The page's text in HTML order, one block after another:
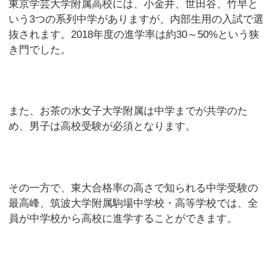
東京学芸大学附属高校には、小金井、世田谷、竹早と
いう3つの系列中学がありますが、内部生用の入試で選
抜されます。2018年度の進学率は約30～50%という狭
き門でした。
また、お茶の水女子大学附属は中学までが共学のた
め、男子は高校受験が必須となります。
その一方で、東大合格率の高さで知られる中学受験の
最高峰、筑波大学附属駒場中学校・高等学校では、全
員が中学校から高校に進学することができます。